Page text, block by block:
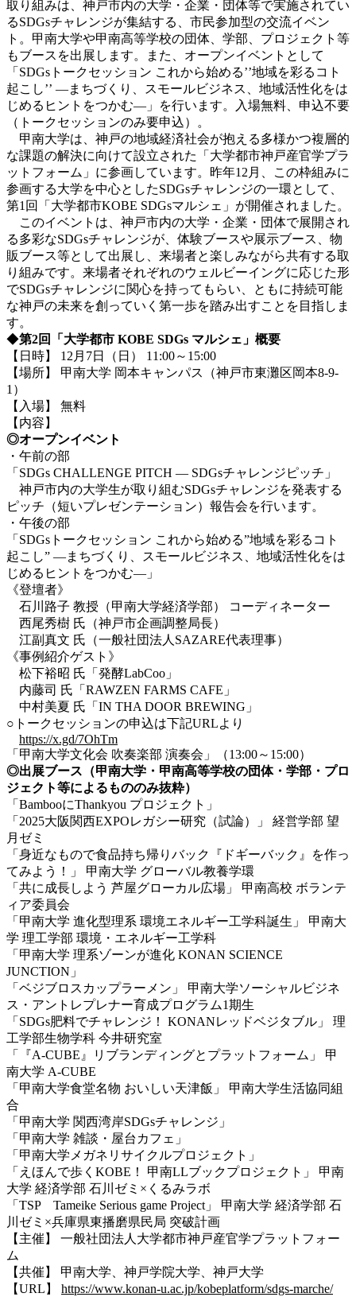
取り組みは、神戸市内の大学・企業・団体等で実施されてい
るSDGsチャレンジが集結する、市民参加型の交流イベン
ト。甲南大学や甲南高等学校の団体、学部、プロジェクト等
もブースを出展します。また、オープンイベントとして
「SDGsトークセッション これから始める’’地域を彩るコト
起こし’’ ―まちづくり、スモールビジネス、地域活性化をは
じめるヒントをつかむ―」を行います。入場無料、申込不要
（トークセッションのみ要申込）。
甲南大学は、神戸の地域経済社会が抱える多様かつ複層的
な課題の解決に向けて設立された「大学都市神戸産官学プラ
ットフォーム」に参画しています。昨年12月、この枠組みに
参画する大学を中心としたSDGsチャレンジの一環として、
第1回「大学都市KOBE SDGsマルシェ」が開催されました。
このイベントは、神戸市内の大学・企業・団体で展開され
る多彩なSDGsチャレンジが 、体験ブースや展示ブース
物
販ブース等として出展し、来場者と楽しみながら共有する取
り組みです。来場者それぞれのウェルビーイングに応じた形
でSDGsチャレンジに関心を持ってもらい、ともに持続可能
な神戸の未来を創っていく第一歩を踏み出すことを目指しま
す。
◆第2回「大学都市 KOBE SDGs マルシェ」概要
【日時】 12月7日（日） 11:00～15:00
【場所】 甲南大学 岡本キャンパス（神戸市東灘区岡本8-9-
1）
【入場】 無料
【内容】
◎オープンイベント
・午前の部
「SDGs CHALLENGE PITCH ― SDGsチャレンジピッチ」
神戸市内の大学生が取り組むSDGsチャレンジを発表する
ピッチ（短いプレゼンテーション）報告会を行います。
・午後の部
「SDGsトークセッション これから始める”地域を彩るコト
起こし” ―まちづくり、スモールビジネス、地域活性化をは
じめるヒントをつかむ―」
《登壇者》
石川路子 教授（甲南大学経済学部） コーディネーター
西尾秀樹 氏（神戸市企画調整局長）
江副真文 氏（一般社団法人SAZARE代表理事）
《事例紹介ゲスト》
松下裕昭 氏「発酵LabCoo」
内藤司 氏「 RAWZEN FARMS CAFE 」
中村美夏 氏「IN THA DOOR BREWING」
○トークセッションの申込は下記URLより
https://x.gd/7OhTm
「甲南大学文化会 吹奏楽部 演奏会」（13:00～15:00）
◎出展ブース （甲南大学・甲南高等学校の団体・学部・プロ
ジェクト等によるもののみ抜粋）
「BambooにThankyou プロジェクト」
「2025大阪関西EXPOレガシー研究（試論）」 経営学部 望
月ゼミ
「身近なもので食品持ち帰りバック『ドギーバック』を作っ
てみよう！」 甲南大学 グローバル教養学環
「共に成長しよう 芦屋グローカル広場」 甲南高校 ボランテ
ィア委員会
「甲南大学 進化型理系 環境エネルギー工学科誕生」 甲南大
学 理工学部 環境・エネルギー工学科
「甲南大学 理系ゾーンが進化 KONAN SCIENCE
JUNCTION」
「ベジブロスカップラーメン」 甲南大学ソーシャルビジネ
ス・アントレプレナー育成プログラム1期生
「SDGs肥料でチャレンジ！ KONANレッドベジタブル」 理
工学部生物学科 今井研究室
「『A-CUBE』リブランディングとプラットフォーム」 甲
南大学 A-CUBE
「甲南大学食堂名物 おいしい天津飯」 甲南大学生活協同組
合
「甲南大学 関西湾岸SDGsチャレンジ」
「甲南大学 雑談・屋台カフェ」
「甲南大学メガネリサイクルプロジェクト」
「えほんで歩くKOBE！ 甲南LLブックプロジェクト」 甲南
大学 経済学部 石川ゼミ×くるみラボ
「TSP Tameike Serious game Project」 甲南大学 経済学部 石
川ゼミ×兵庫県東播磨県民局 突破計画
【主催】 一般社団法人大学都市神戸産官学プラットフォー
ム
【共催】 甲南大学、神戸学院大学、神戸大学
【URL】 https://www.konan-u.ac.jp/kobeplatform/sdgs-marche/